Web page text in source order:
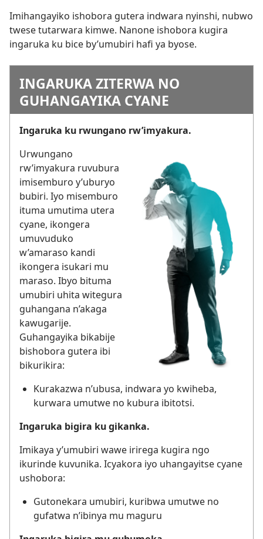
Imihangayiko ishobora gutera indwara nyinshi, nubwo
twese tutarwara kimwe. Nanone ishobora kugira
ingaruka ku bice by’umubiri hafi ya byose.
INGARUKA ZITERWA NO
GUHANGAYIKA CYANE
Ingaruka ku rwungano rw’imyakura.
Urwungano
rw’imyakura ruvubura
imisemburo y’uburyo
bubiri. Iyo misemburo
ituma umutima utera
cyane, ikongera
umuvuduko
w’amaraso kandi
ikongera isukari mu
maraso. Ibyo bituma
umubiri uhita witegura
guhangana n’akaga
kawugarije.
Guhangayika bikabije
bishobora gutera ibi
bikurikira:
Kurakazwa n’ubusa, indwara yo kwiheba,
kurwara umutwe no kubura ibitotsi.
Ingaruka bigira ku gikanka.
Imikaya y’umubiri wawe irirega kugira ngo
ikurinde kuvunika. Icyakora iyo uhangayitse cyane
ushobora:
Gutonekara umubiri, kuribwa umutwe no
gufatwa n’ibinya mu maguru